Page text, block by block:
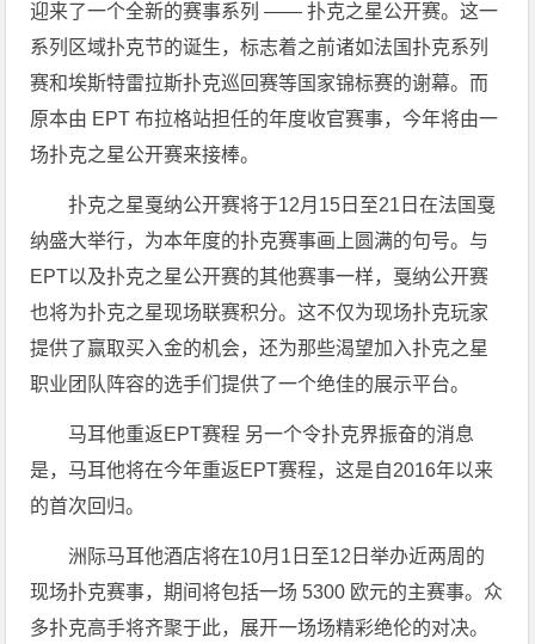
迎来了一个全新的赛事系列 —— 扑克之星公开赛。这一
系列区域扑克节的诞生，标志着之前诸如法国扑克系列
赛和埃斯特雷拉斯扑克巡回赛等国家锦标赛的谢幕。而
原本由 EPT 布拉格站担任的年度收官赛事，今年将由一
场扑克之星公开赛来接棒。
扑克之星戛纳公开赛将于12月15日至21日在法国戛
纳盛大举行，为本年度的扑克赛事画上圆满的句号。与
EPT以及扑克之星公开赛的其他赛事一样，戛纳公开赛
也将为扑克之星现场联赛积分。这不仅为现场扑克玩家
提供了赢取买入金的机会，还为那些渴望加入扑克之星
职业团队阵容的选手们提供了一个绝佳的展示平台。
马耳他重返EPT赛程 另一个令扑克界振奋的消息
是，马耳他将在今年重返EPT赛程，这是自2016年以来
的首次回归。
洲际马耳他酒店将在10月1日至12日举办近两周的
现场扑克赛事，期间将包括一场 5300 欧元的主赛事。众
多扑克高手将齐聚于此，展开一场场精彩绝伦的对决。